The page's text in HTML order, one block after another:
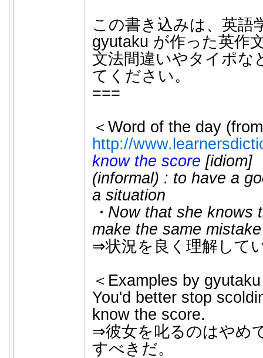
この書き込みは、英語
gyutaku が作った英作
文法間違いやタイポな
てください。
===
＜Word of the day (from
http://
know the score [idiom]
(informal) : to have a
a situation
・Now that she
make the same
⇒状況を良く理解して
＜Examples by
You'd better stop
know the score.
⇒彼女を叱るのはやめ
すべきだ。